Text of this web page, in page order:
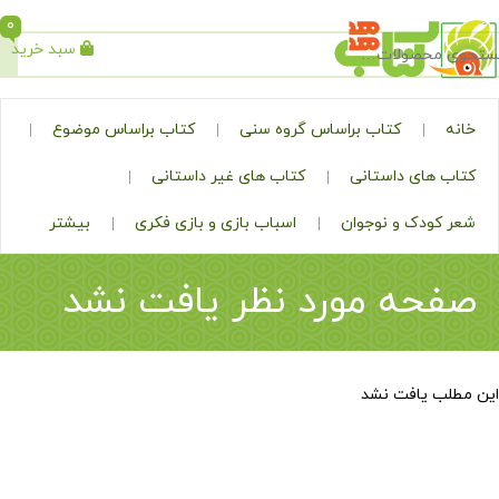
جستجو سبد خرید
0
کتاب براساس گروه سنی کتاب براساس موضوع
داستانی کتاب های غیر داستانی
و نوجوان اسباب بازی و بازی فکری بیشتر
مورد نظر یافت نشد
نشد